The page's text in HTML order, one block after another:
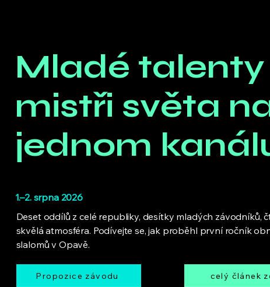
Mladé talenty
mistři světa
jednom
1.–2. srpna 2026
Deset oddílů z celé republiky, desítky mladých závodníků,
skvělá atmosféra. Podívejte se, jak proběhl první ročník
slalomů v Opavě.
Propozice závodu celý článek